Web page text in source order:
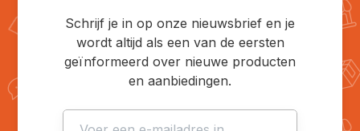
Schrijf je in op onze nieuwsbrief en je
wordt altijd als een van de eersten
geïnformeerd over nieuwe producten
en aanbiedingen.